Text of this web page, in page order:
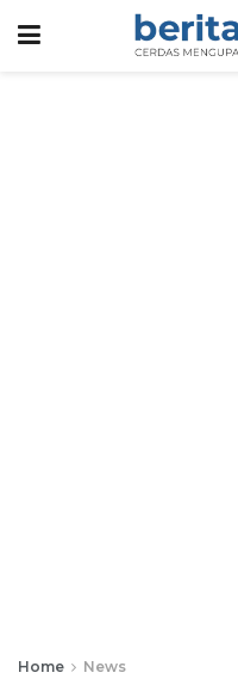
Home News